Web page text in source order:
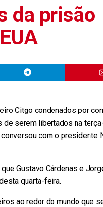
da prisão
Citgo condenados por
de serem libertados na
com o presidente
Gustavo Cárdenas e
quarta-feira.
ao redor do mundo que